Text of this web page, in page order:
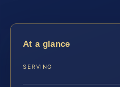
At a glance
SERVING